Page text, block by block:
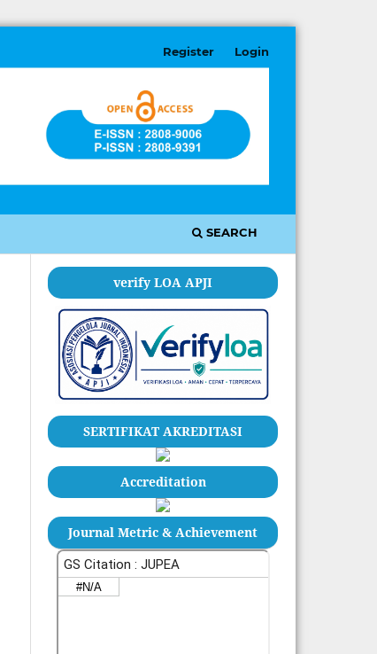
SEARCH
Register Login
verify LOA APJI
SERTIFIKAT AKREDITASI
Accreditation
Journal Metric & Achievement